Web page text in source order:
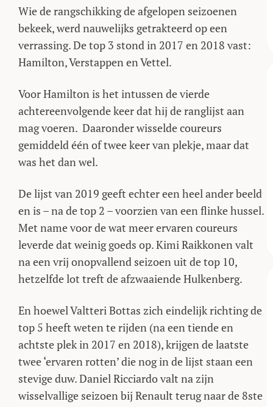
Wie de rangschikking de afgelopen seizoenen
bekeek, werd nauwelijks getrakteerd op een
verrassing. De top 3 stond in 2017 en 2018 vast:
Hamilton, Verstappen en Vettel.
Voor Hamilton is het intussen de vierde
achtereenvolgende keer dat hij de ranglijst aan
mag voeren. Daaronder wisselde coureurs
gemiddeld één of twee keer van plekje, maar dat
was het dan wel.
De lijst van 2019 geeft echter een heel ander beeld
en is – na de top 2 – voorzien van een flinke hussel.
Met name voor de wat meer ervaren coureurs
leverde dat weinig goeds op. Kimi Raikkonen valt
na een vrij onopvallend seizoen uit de top 10,
hetzelfde lot treft de afzwaaiende Hulkenberg.
En hoewel Valtteri Bottas zich eindelijk richting de
top 5 heeft weten te rijden (na een tiende en
achtste plek in 2017 en 2018), krijgen de laatste
twee ‘ervaren rotten’ die nog in de lijst staan een
stevige duw. Daniel Ricciardo valt na zijn
wisselvallige seizoen bij Renault terug naar de 8ste